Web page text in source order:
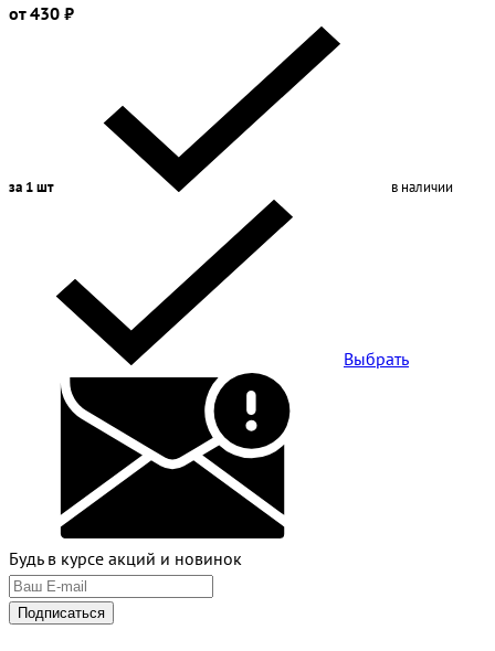
от 430 ₽
за 1 шт в наличии
Выбрать
Будь в курсе акций и новинок
Подписаться